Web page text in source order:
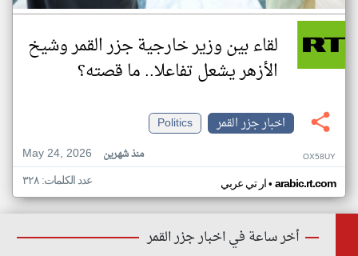
لقاء بين وزير خارجية جزر القمر وشيخ
الأزهر يشعل تفاعلا.. ما قصته؟
اخبار جزر القمر
Politics
May 24, 2026
منذ شهرين OX58UY
ار تي عربي• arabic.rt.com عدد الكلمات: ٣٢٨
أخر ساعة في اخبار جزر القمر